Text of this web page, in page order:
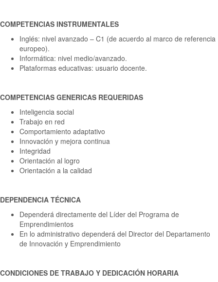
COMPETENCIAS INSTRUMENTALES
Inglés: nivel avanzado – C1 (de acuerdo al marco de referencia
europeo).
Informática: nivel medio/avanzado.
Plataformas educativas: usuario docente.
COMPETENCIAS GENERICAS REQUERIDAS
Inteligencia social
Trabajo en red
Comportamiento adaptativo
Innovación y mejora continua
Integridad
Orientación al logro
Orientación a la calidad
DEPENDENCIA TÉCNICA
Dependerá directamente del Líder del Programa de
Emprendimientos
En lo administrativo dependerá del Director del Departamento
de Innovación y Emprendimiento
CONDICIONES DE TRABAJO Y DEDICACIÓN HORARIA